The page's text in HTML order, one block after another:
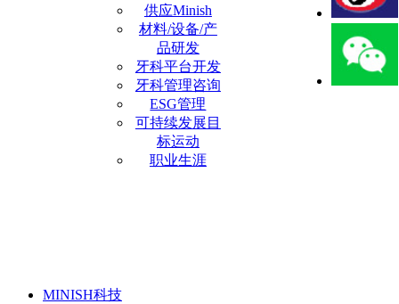
供应Minish
材料/设备/产
品研发
牙科平台开发
牙科管理咨询
ESG管理
可持续发展目
标运动
职业生涯
MINISH科技